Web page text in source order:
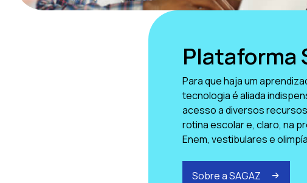
Plataforma
Para que haja um
tecnologia é aliada
acesso a diversos
rotina escolar e, claro, na
Enem, vestibulares e
Sobre a SAGAZ